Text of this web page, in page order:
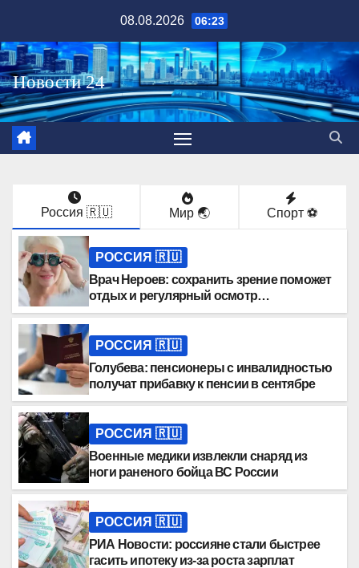
содержимому
08.08.2026 06:23
Россия 🇷🇺 Мир 🌏 Спорт ⚽️
РОССИЯ 🇷🇺
Врач Нероев: сохранить зрение поможет
отдых и регулярный осмотр
офтальмолога
РОССИЯ 🇷🇺
Голубева: пенсионеры с инвалидностью
получат прибавку к пенсии в сентябре
РОССИЯ 🇷🇺
Военные медики извлекли снаряд из
ноги раненого бойца ВС России
РОССИЯ 🇷🇺
РИА Новости: россияне стали быстрее
гасить ипотеку из-за роста зарплат